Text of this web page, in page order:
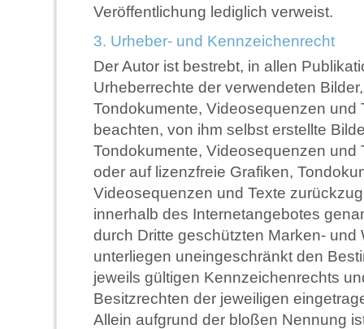
Veröffentlichung lediglich verweist.
3. Urheber- und Kennzeichenrecht
Der Autor ist bestrebt, in allen
Urheberrechte der verwendeten
Tondokumente, Videosequenzen und
beachten, von ihm selbst erstellte
Tondokumente, Videosequenzen und
oder auf lizenzfreie Grafiken,
Videosequenzen und Texte
innerhalb des Internetangebotes
durch Dritte geschützten Marken- und
unterliegen uneingeschränkt den
jeweils gültigen Kennzeichenrechts
Besitzrechten der jeweiligen
Allein aufgrund der bloßen Nennung